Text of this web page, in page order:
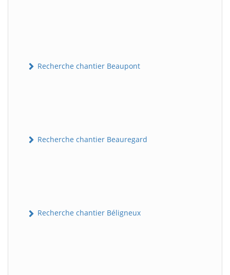
Recherche chantier Beaupont
Recherche chantier Beauregard
Recherche chantier Béligneux